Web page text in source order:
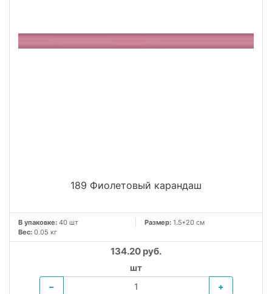
189 Фиолетовый карандаш
В упаковке: 40 шт Размер: 1.5*20 см
Вес: 0.05 кг
134.20 руб.
шт
−
+